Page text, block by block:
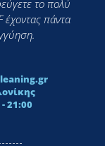
το πολύ
έχοντας πάντα
21:00